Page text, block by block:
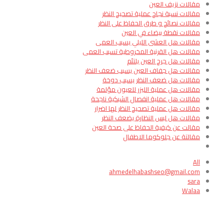
مقالات نزيف العين
مقالات نسبة نجاح عملية تصحيح النظر
مقالات نصائح و طرق الحفاظ على النظر
مقالات نقطة بيضاء في العين
مقالات هل العشى الليلي يسبب العمى
مقالات هل القرنية المخروطية تسبب العمى
مقالات هل جرح العين يلتئم
مقالات هل جفاف العين يسبب ضعف النظر
مقالات هل ضعف النظر يسبب دوخة
مقالات هل عملية الليزر للعيون مؤلمة
مقالات هل عملية انفصال الشبكية ناجحة
مقالات هل عملية تصحيح النظر لها اضرار
مقالات هل لبس النظارة يضعف النظر
مقالت عن كيفية الحفاظ على صحة العين
مقالتة عن جلوكوما الاطفال
All
ahmedelhabashseo@gmail.com
sara
Walaa